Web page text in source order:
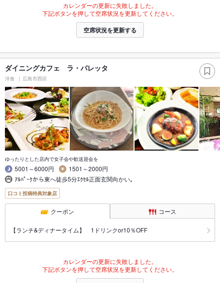
カレンダーの更新に失敗しました。
下記ボタンを押して空席状況を更新してください。
空席状況を更新する
ダイニングカフェ ラ・パレッタ
洋食 広島市西区
ゆったりとした店内で女子会や歓送迎会を
5001～6000円
1501～2000円
ｱﾙﾊﾟｰｸから東へ徒歩5分ｴｸｾﾙ正面玄関向かい｡
口コミ投稿特典対象店
クーポン コース
【ランチ&ディナータイム】 1ドリンクor10％OFF
カレンダーの更新に失敗しました。
下記ボタンを押して空席状況を更新してください。